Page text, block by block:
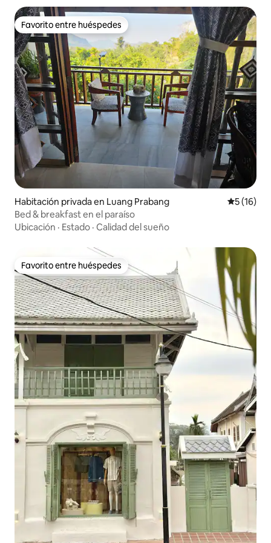
Favorito entre huéspedes
Favorito entre huéspedes
Habitación privada en Luang Prabang
5 (16)
Bed & breakfast en el paraíso
Ubicación · Estado · Calidad del sueño
Favorito entre huéspedes
Favorito entre huéspedes